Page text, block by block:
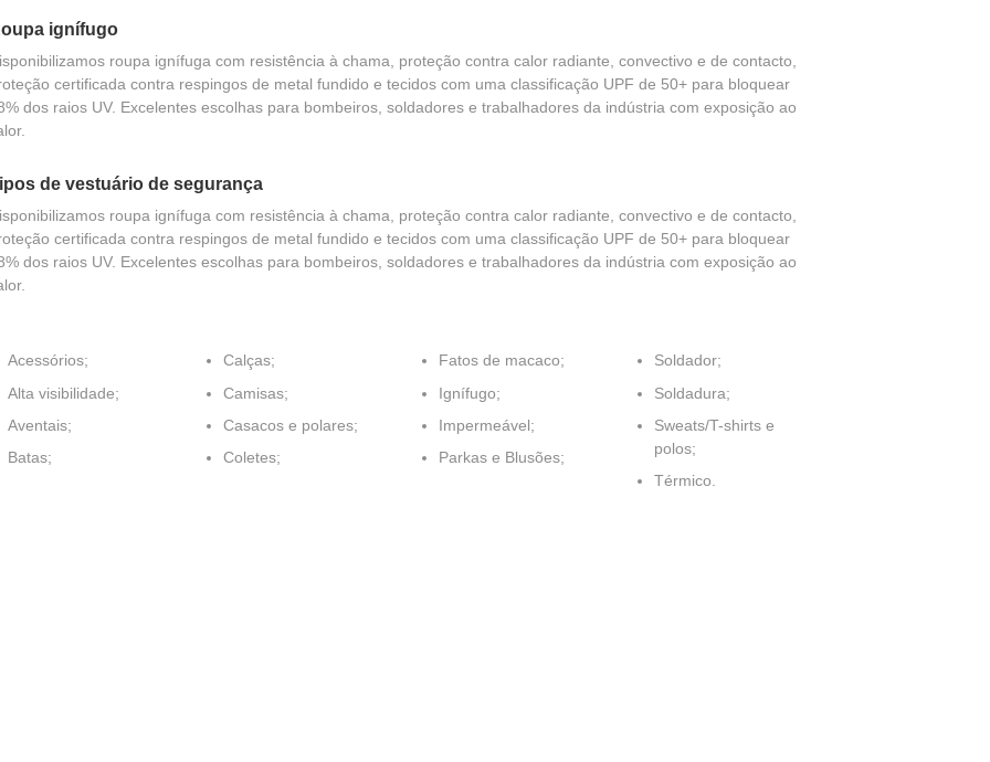
ignífugo
roupa ignífuga com resistência à chama, proteção contra calor radiante, convectivo e de contacto,
certificada contra respingos de metal fundido e tecidos com uma classificação UPF de 50+ para bloquear
dos raios UV. Excelentes escolhas para bombeiros, soldadores e trabalhadores da indústria com exposição ao
de vestuário de segurança
roupa ignífuga com resistência à chama, proteção contra calor radiante, convectivo e de contacto,
certificada contra respingos de metal fundido e tecidos com uma classificação UPF de 50+ para bloquear
dos raios UV. Excelentes escolhas para bombeiros, soldadores e trabalhadores da indústria com exposição ao
Acessórios;
Alta visibilidade;
Aventais;
Batas;
Calças;
Camisas;
Casacos e polares;
Coletes;
Fatos de macaco;
Ignífugo;
Impermeável;
Parkas e Blusões;
Soldador;
Soldadura;
Sweats/T-shirts e
polos;
Térmico.